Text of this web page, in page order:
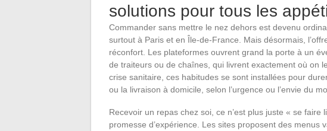
solutions pour tous les
Commander sans mettre le nez dehors est devenu
surtout à Paris et en Île-de-France. Mais désormais,
réconfort. Les plateformes ouvrent grand la porte à un
de traiteurs ou de chaînes, qui livrent exactement où on
crise sanitaire, ces habitudes se sont installées pour
ou la livraison à domicile, selon l’urgence ou l’envie du
Recevoir un repas chez soi, ce n’est plus juste « se
promesse d’expérience. Les sites proposent des menus